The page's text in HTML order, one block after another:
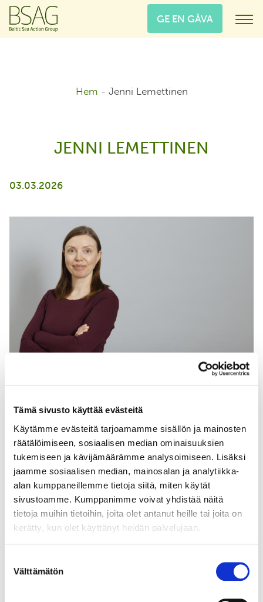
Tämä sivusto käyttää evästeitä
Käytämme evästeitä tarjoamamme sisällön ja mainosten
räätälöimiseen, sosiaalisen median ominaisuuksien
tukemiseen ja kävijämäärämme analysoimiseen. Lisäksi
jaamme sosiaalisen median, mainosalan ja analytiikka-
alan kumppaneillemme tietoja siitä, miten käytät
sivustoamme. Kumppanimme voivat yhdistää näitä
tietoja muihin tietoihin, joita olet antanut heille tai joita on
kerätty, kun olet käyttänyt heidän palvelujaan.
valinta
Välttämätön
GE EN GÅVA
Hem - Jenni Lemettinen
JENNI LEMETTINEN
03.03.2026
Jenni Lemettinen
Projektchef, regenerativt jordbruks
+358 44 564 9772
jenni.lemettinen@bsag.fi